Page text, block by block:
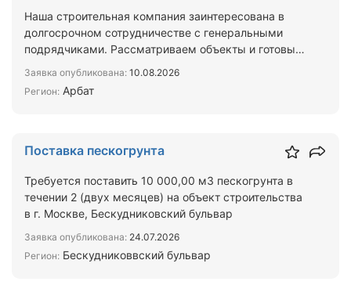
Наша строительная компания заинтересована в
долгосрочном сотрудничестве с генеральными
подрядчиками. Рассматриваем объекты и готовы
Заявка опубликована: 10.08.2026
Регион: Арбат
Поставка пескогрунта
Требуется поставить 10 000,00 м3 пескогрунта в
течении 2 (двух месяцев) на объект строительства
в г. Москве, Бескудниковский бульвар
Заявка опубликована: 24.07.2026
Регион: Бескудниковвский бульвар